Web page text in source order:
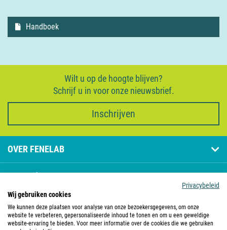
Handboek
Wilt u op de hoogte blijven?
Schrijf u in voor onze nieuwsbrief.
Inschrijven
OVER FENELAB
PAGINA'S
CONTACT
Privacybeleid
Wij gebruiken cookies
We kunnen deze plaatsen voor analyse van onze bezoekersgegevens, om onze
website te verbeteren, gepersonaliseerde inhoud te tonen en om u een geweldige
website-ervaring te bieden. Voor meer informatie over de cookies die we gebruiken